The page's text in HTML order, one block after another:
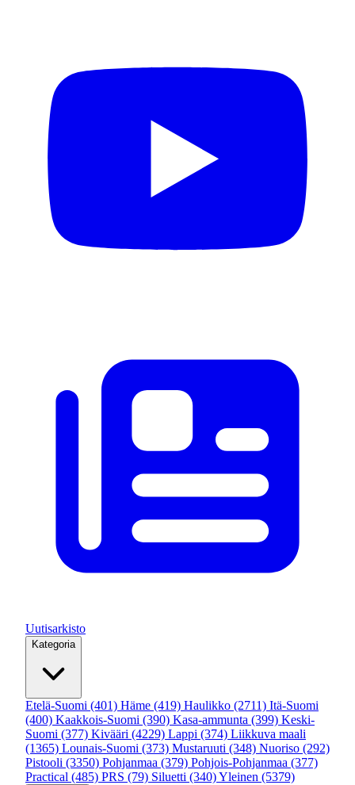
Uutisarkisto
Kategoria
Etelä-Suomi (401) Häme (419) Haulikko (2711) Itä-Suomi
(400) Kaakkois-Suomi (390) Kasa-ammunta (399) Keski-
Suomi (377) Kivääri (4229) Lappi (374) Liikkuva maali
(1365) Lounais-Suomi (373) Mustaruuti (348) Nuoriso (292)
Pistooli (3350) Pohjanmaa (379) Pohjois-Pohjanmaa (377)
Practical (485) PRS (79) Siluetti (340)Yleinen (5379)